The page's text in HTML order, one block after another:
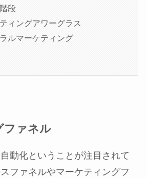
段
ィングアワーグラス
ルマーケティング
ファネル
動化ということが注目されて
ファネルやマーケティングフ